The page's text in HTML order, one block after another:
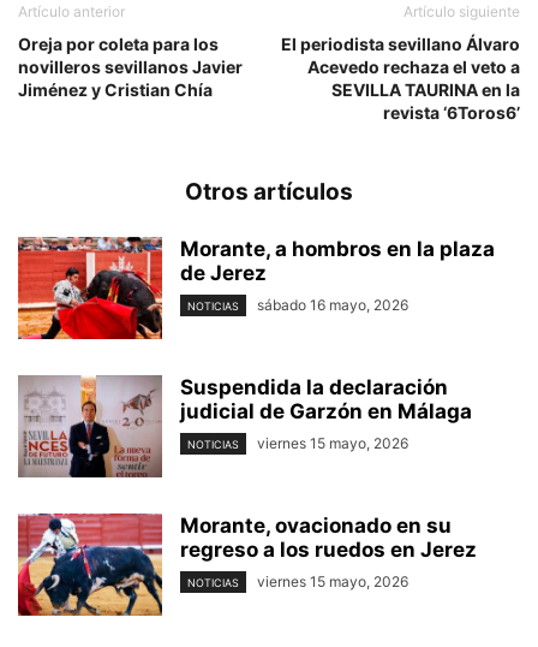
Artículo anterior
Oreja por coleta para los
novilleros sevillanos Javier
Jiménez y Cristian Chía
Artículo siguiente
El periodista sevillano Álvaro
Acevedo rechaza el veto a
SEVILLA TAURINA en la
revista ‘6Toros6’
Otros artículos
Morante, a hombros en la plaza
de Jerez
NOTICIAS sábado 16 mayo, 2026
Suspendida la declaración
judicial de Garzón en Málaga
NOTICIAS viernes 15 mayo, 2026
Morante, ovacionado en su
regreso a los ruedos en Jerez
NOTICIAS viernes 15 mayo, 2026